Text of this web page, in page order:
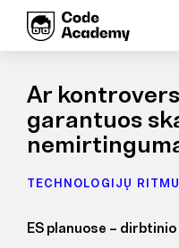
Ar
garantuos
TECHNOLOGIJŲ RITMU
ES planuose –